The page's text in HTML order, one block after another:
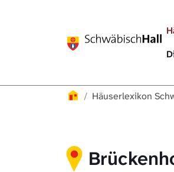
Häuserlexikon
Häuserlexikon